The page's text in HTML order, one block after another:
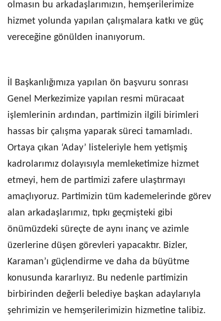
olmasın bu arkadaşlarımızın, hemşerilerimize
hizmet yolunda yapılan çalışmalara katkı ve güç
vereceğine gönülden inanıyorum.
İl Başkanlığımıza yapılan ön başvuru sonrası
Genel Merkezimize yapılan resmi müracaat
işlemlerinin ardından, partimizin ilgili birimleri
hassas bir çalışma yaparak süreci tamamladı.
Ortaya çıkan ‘Aday’ listeleriyle hem yetişmiş
kadrolarımız dolayısıyla memleketimize hizmet
etmeyi, hem de partimizi zafere ulaştırmayı
amaçlıyoruz. Partimizin tüm kademelerinde görev
alan arkadaşlarımız, tıpkı geçmişteki gibi
önümüzdeki süreçte de aynı inanç ve azimle
üzerlerine düşen görevleri yapacaktır. Bizler,
Karaman’ı güçlendirme ve daha da büyütme
konusunda kararlıyız. Bu nedenle partimizin
birbirinden değerli belediye başkan adaylarıyla
şehrimizin ve hemşerilerimizin hizmetine talibiz.